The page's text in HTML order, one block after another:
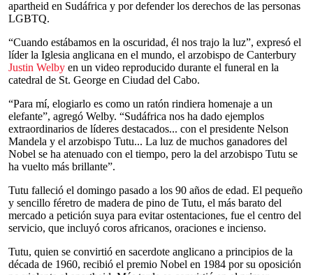
apartheid en Sudáfrica y por defender los derechos de las personas
LGBTQ.
“Cuando estábamos en la oscuridad, él nos trajo la luz”, expresó el
líder la Iglesia anglicana en el mundo, el arzobispo de Canterbury
Justin Welby en un video reproducido durante el funeral en la
catedral de St. George en Ciudad del Cabo.
“Para mí, elogiarlo es como un ratón rindiera homenaje a un
elefante”, agregó Welby. “Sudáfrica nos ha dado ejemplos
extraordinarios de líderes destacados... con el presidente Nelson
Mandela y el arzobispo Tutu... La luz de muchos ganadores del
Nobel se ha atenuado con el tiempo, pero la del arzobispo Tutu se
ha vuelto más brillante”.
Tutu falleció el domingo pasado a los 90 años de edad. El pequeño
y sencillo féretro de madera de pino de Tutu, el más barato del
mercado a petición suya para evitar ostentaciones, fue el centro del
servicio, que incluyó coros africanos, oraciones e incienso.
Tutu, quien se convirtió en sacerdote anglicano a principios de la
década de 1960, recibió el premio Nobel en 1984 por su oposición